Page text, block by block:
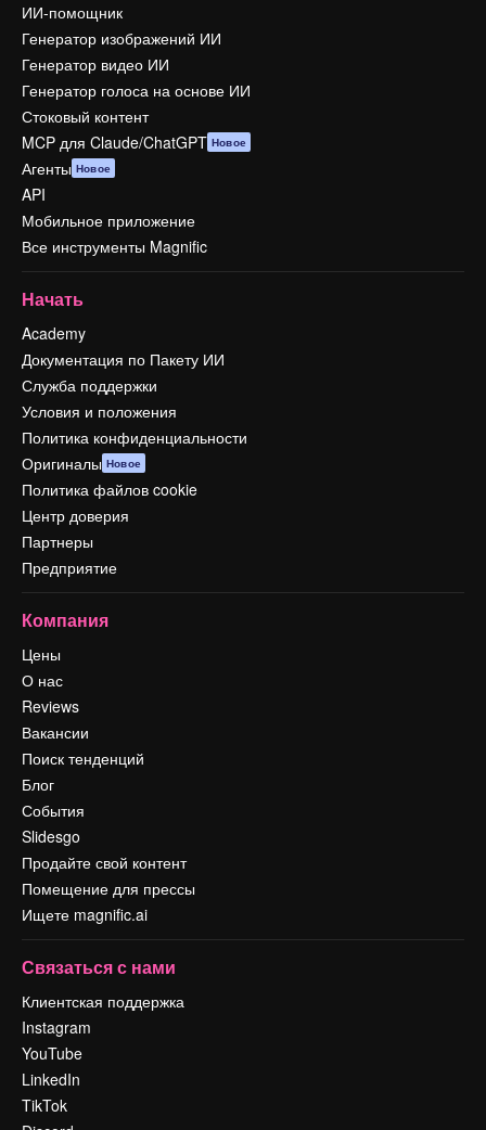
ИИ-помощник
Генератор изображений ИИ
Генератор видео ИИ
Генератор голоса на основе ИИ
Стоковый контент
MCP для Claude/ChatGPT Новое
Агенты Новое
API
Мобильное приложение
Все инструменты Magnific
Начать
Academy
Документация по Пакету ИИ
Служба поддержки
Условия и положения
Политика конфиденциальности
Оригиналы Новое
Политика файлов cookie
Центр доверия
Партнеры
Предприятие
Компания
Цены
О нас
Reviews
Вакансии
Поиск тенденций
Блог
События
Slidesgo
Продайте свой контент
Помещение для прессы
Ищете magnific.ai
Связаться с нами
Клиентская поддержка
Instagram
YouTube
LinkedIn
TikTok